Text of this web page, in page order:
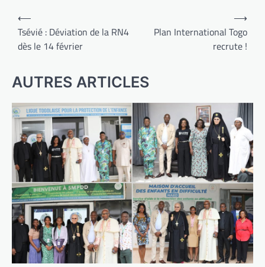
Navigation
de
l’article
⟵
Tsévié : Déviation de la RN4
dès le 14 février
Plan International Togo
recrute !
⟶
AUTRES ARTICLES